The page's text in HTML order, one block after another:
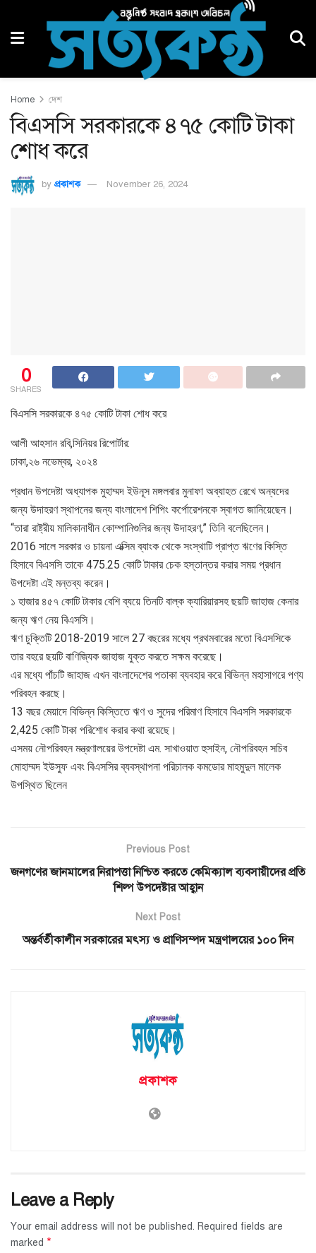
Home দেশ
বিএসসি সরকারকে ৪৭৫ কোটি টাকা
শোধ করে
by প্রকাশক November 26, 2024
0
SHARES
বিএসসি সরকারকে ৪৭৫ কোটি টাকা শোধ করে
আলী আহসান রবি,সিনিয়র রিপোর্টার:
ঢাকা,২৬ নভেম্বর, ২০২৪
প্রধান উপদেষ্টা অধ্যাপক মুহাম্মদ ইউনূস মঙ্গলবার মুনাফা অব্যাহত রেখে অন্যদের
জন্য উদাহরণ স্থাপনের জন্য বাংলাদেশ শিপিং কর্পোরেশনকে স্বাগত জানিয়েছেন।
“তারা রাষ্ট্রীয় মালিকানাধীন কোম্পানিগুলির জন্য উদাহরণ,” তিনি বলেছিলেন।
2016 সালে সরকার ও চায়না এক্সিম ব্যাংক থেকে সংস্থাটি প্রাপ্ত ঋণের কিস্তি
হিসাবে বিএসসি তাকে 475.25 কোটি টাকার চেক হস্তান্তর করার সময় প্রধান
উপদেষ্টা এই মন্তব্য করেন।
১ হাজার ৪৫৭ কোটি টাকার বেশি ব্যয়ে তিনটি বাল্ক ক্যারিয়ারসহ ছয়টি জাহাজ কেনার
জন্য ঋণ নেয় বিএসসি।
ঋণ চুক্তিটি 2018-2019 সালে 27 বছরের মধ্যে প্রথমবারের মতো বিএসসিকে
তার বহরে ছয়টি বাণিজ্যিক জাহাজ যুক্ত করতে সক্ষম করেছে।
এর মধ্যে পাঁচটি জাহাজ এখন বাংলাদেশের পতাকা ব্যবহার করে বিভিন্ন মহাসাগরে পণ্য
পরিবহন করছে।
13 বছর মেয়াদে বিভিন্ন কিস্তিতে ঋণ ও সুদের পরিমাণ হিসাবে বিএসসি সরকারকে
2,425 কোটি টাকা পরিশোধ করার কথা রয়েছে।
এসময় নৌপরিবহন মন্ত্রণালয়ের উপদেষ্টা এম. সাখাওয়াত হুসাইন, নৌপরিবহন সচিব
মোহাম্মদ ইউসুফ এবং বিএসসির ব্যবস্থাপনা পরিচালক কমডোর মাহমুদুল মালেক
উপস্থিত ছিলেন
Previous Post
জনগণের জানমালের নিরাপত্তা নিশ্চিত করতে কেমিক্যাল ব্যবসায়ীদের প্রতি
শিল্প উপদেষ্টার আহ্বান
Next Post
অন্তর্বর্তীকালীন সরকারের মৎস্য ও প্রাণিসম্পদ মন্ত্রণালয়ের ১০০ দিন
প্রকাশক
Leave a Reply
Your email address will not be published. Required fields are
marked *